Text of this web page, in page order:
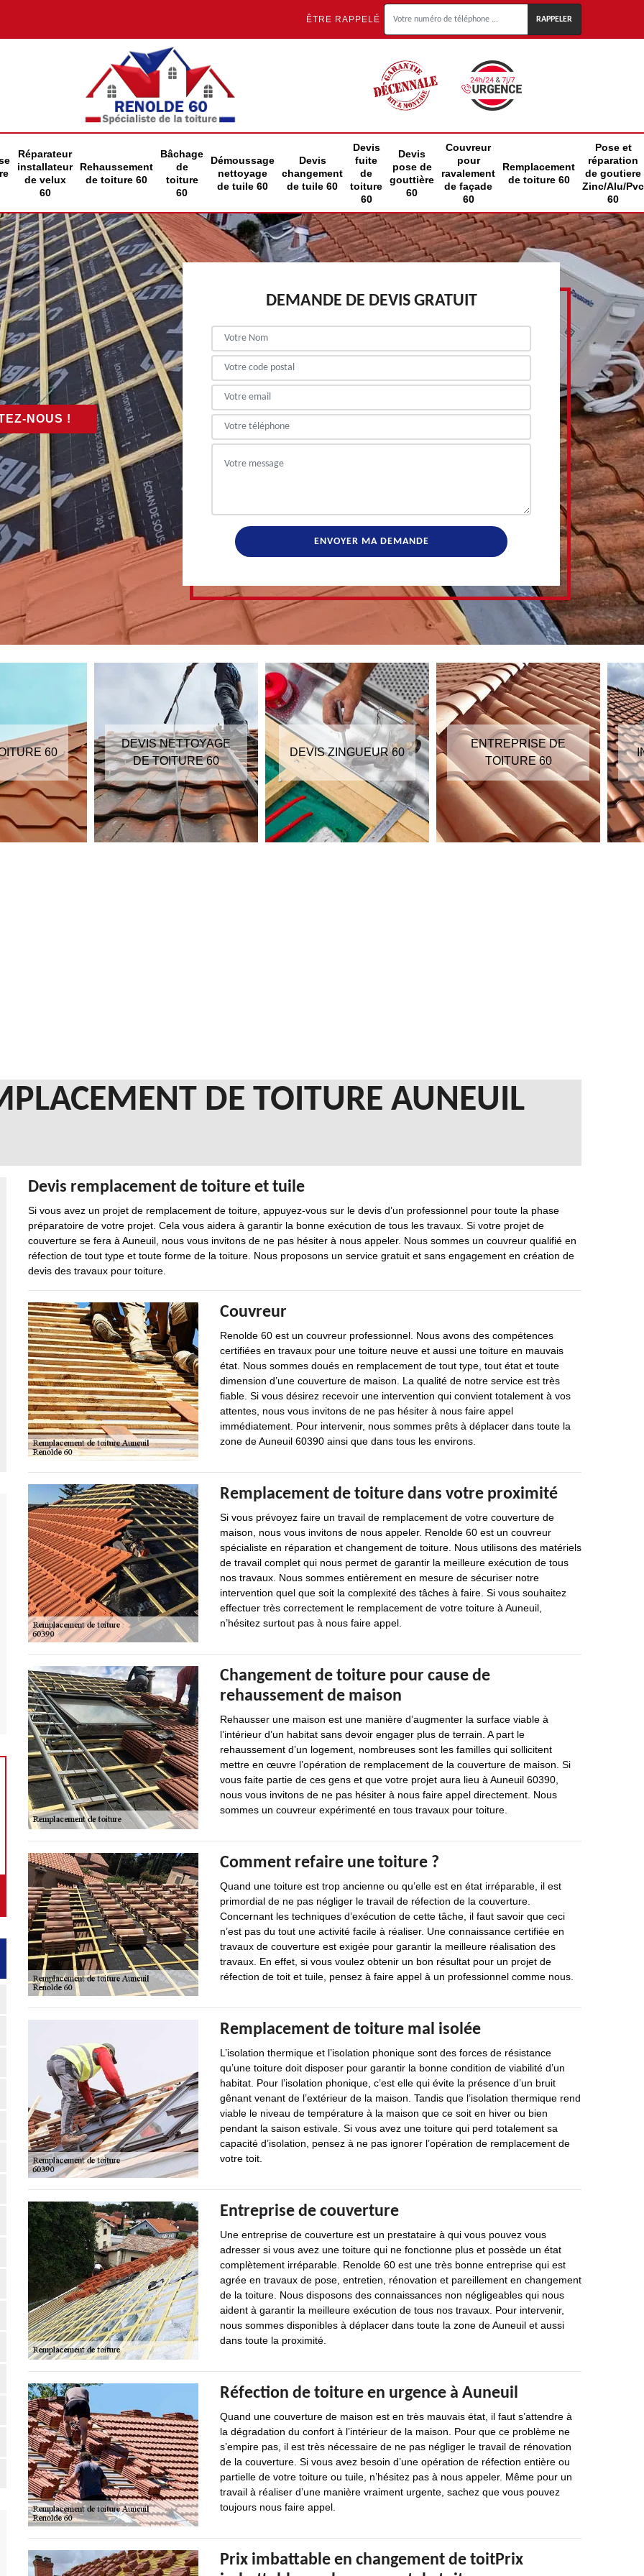
ÊTRE RAPPELÉ
Réparateur
installateur
de velux
60
Rehaussement
de toiture 60
Bâchage
de
toiture
60
Démoussage
nettoyage
de tuile 60
Devis
changement
de tuile 60
Devis
fuite
de
toiture
60
Devis
pose de
gouttière
60
Couvreur
pour
ravalement
de façade
60
Remplacement
de toiture 60
Pose et
réparation
de goutiere
Zinc/Alu/Pvc
60
NOUS !
DEMANDE DE DEVIS GRATUIT
60
DEVIS NETTOYAGE
DE TOITURE 60
DEVIS ZINGUEUR 60
ENTREPRISE DE
TOITURE 60
DE TOITURE AUNEUIL
Devis remplacement de toiture et tuile
Si vous avez un projet de remplacement de toiture, appuyez-vous sur le devis d’un professionnel pour toute la phase
préparatoire de votre projet. Cela vous aidera à garantir la bonne exécution de tous les travaux. Si votre projet de
couverture se fera à Auneuil, nous vous invitons de ne pas hésiter à nous appeler. Nous sommes un couvreur qualifié en
réfection de tout type et toute forme de la toiture. Nous proposons un service gratuit et sans engagement en création de
devis des travaux pour toiture.
Couvreur
Renolde 60 est un couvreur professionnel. Nous avons des compétences
certifiées en travaux pour une toiture neuve et aussi une toiture en mauvais
état. Nous sommes doués en remplacement de tout type, tout état et toute
dimension d’une couverture de maison. La qualité de notre service est très
fiable. Si vous désirez recevoir une intervention qui convient totalement à vos
attentes, nous vous invitons de ne pas hésiter à nous faire appel
immédiatement. Pour intervenir, nous sommes prêts à déplacer dans toute la
zone de Auneuil 60390 ainsi que dans tous les environs.
Remplacement de toiture dans votre proximité
Si vous prévoyez faire un travail de remplacement de votre couverture de
maison, nous vous invitons de nous appeler. Renolde 60 est un couvreur
spécialiste en réparation et changement de toiture. Nous utilisons des matériels
de travail complet qui nous permet de garantir la meilleure exécution de tous
nos travaux. Nous sommes entièrement en mesure de sécuriser notre
intervention quel que soit la complexité des tâches à faire. Si vous souhaitez
effectuer très correctement le remplacement de votre toiture à Auneuil,
n’hésitez surtout pas à nous faire appel.
Changement de toiture pour cause de
rehaussement de maison
Rehausser une maison est une manière d’augmenter la surface viable à
l’intérieur d’un habitat sans devoir engager plus de terrain. A part le
rehaussement d’un logement, nombreuses sont les familles qui sollicitent
mettre en œuvre l’opération de remplacement de la couverture de maison. Si
vous faite partie de ces gens et que votre projet aura lieu à Auneuil 60390,
nous vous invitons de ne pas hésiter à nous faire appel directement. Nous
sommes un couvreur expérimenté en tous travaux pour toiture.
Comment refaire une toiture ?
Quand une toiture est trop ancienne ou qu’elle est en état irréparable, il est
primordial de ne pas négliger le travail de réfection de la couverture.
Concernant les techniques d’exécution de cette tâche, il faut savoir que ceci
n’est pas du tout une activité facile à réaliser. Une connaissance certifiée en
travaux de couverture est exigée pour garantir la meilleure réalisation des
travaux. En effet, si vous voulez obtenir un bon résultat pour un projet de
réfection de toit et tuile, pensez à faire appel à un professionnel comme nous.
Remplacement de toiture mal isolée
L’isolation thermique et l’isolation phonique sont des forces de résistance
qu’une toiture doit disposer pour garantir la bonne condition de viabilité d’un
habitat. Pour l’isolation phonique, c’est elle qui évite la présence d’un bruit
gênant venant de l’extérieur de la maison. Tandis que l’isolation thermique rend
viable le niveau de température à la maison que ce soit en hiver ou bien
pendant la saison estivale. Si vous avez une toiture qui perd totalement sa
capacité d’isolation, pensez à ne pas ignorer l’opération de remplacement de
votre toit.
Entreprise de couverture
Une entreprise de couverture est un prestataire à qui vous pouvez vous
adresser si vous avez une toiture qui ne fonctionne plus et possède un état
complètement irréparable. Renolde 60 est une très bonne entreprise qui est
agrée en travaux de pose, entretien, rénovation et pareillement en changement
de la toiture. Nous disposons des connaissances non négligeables qui nous
aident à garantir la meilleure exécution de tous nos travaux. Pour intervenir,
nous sommes disponibles à déplacer dans toute la zone de Auneuil et aussi
dans toute la proximité.
Réfection de toiture en urgence à Auneuil
Quand une couverture de maison est en très mauvais état, il faut s’attendre à
la dégradation du confort à l’intérieur de la maison. Pour que ce problème ne
s’empire pas, il est très nécessaire de ne pas négliger le travail de rénovation
de la couverture. Si vous avez besoin d’une opération de réfection entière ou
partielle de votre toiture ou tuile, n’hésitez pas à nous appeler. Même pour un
travail à réaliser d’une manière vraiment urgente, sachez que vous pouvez
toujours nous faire appel.
Prix imbattable en changement de toitPrix